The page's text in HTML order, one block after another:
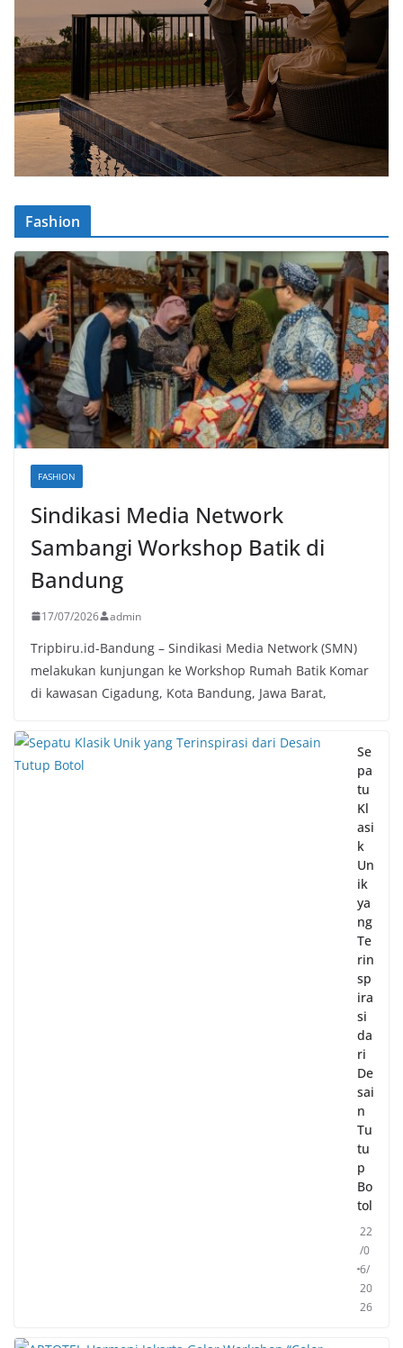
Fashion
FASHION
Sindikasi Media Network
Sambangi Workshop Batik di
Bandung
17/07/2026 admin
Tripbiru.id-Bandung – Sindikasi Media Network (SMN)
melakukan kunjungan ke Workshop Rumah Batik Komar
di kawasan Cigadung, Kota Bandung, Jawa Barat,
Se
pa
tu
Kl
asi
k
Un
ik
ya
ng
Te
rin
sp
ira
si
da
ri
De
sai
n
Tu
tu
p
Bo
tol
22
/0
6/
20
26